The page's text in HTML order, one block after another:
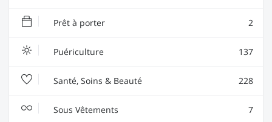
Prêt à porter 2
Puériculture 137
Santé, Soins & Beauté 228
Sous Vêtements 7